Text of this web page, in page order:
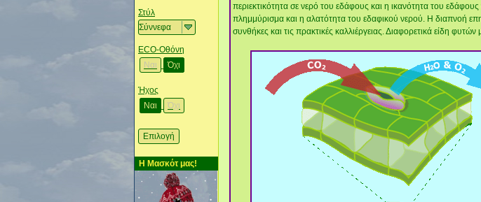
Στύλ
ΕCO-Οθόνη
Ναι
Όχι
Ήχος
Ναι
Όχι
Η Μασκότ μας!
περιεκτικότητα σε νερό του εδάφους και η ικανότητα του
πλημμύρισμα και η αλατότητα του εδαφικού νερού. Η διαπνοή
συνθήκες και τις πρακτικές καλλιέργειας. Διαφορετικά είδη